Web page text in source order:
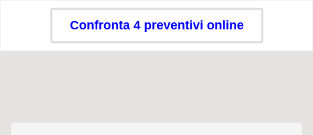
Confronta 4 preventivi online